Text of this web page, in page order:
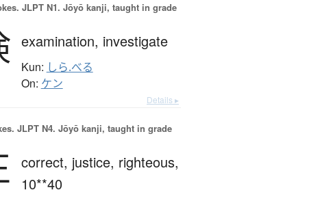
JLPT N1. Jōyō kanji, taught in grade
examination, investigate
Kun: しら.べる
On: ケン
Details ▸
JLPT N4. Jōyō kanji, taught in grade
correct, justice, righteous,
10**40